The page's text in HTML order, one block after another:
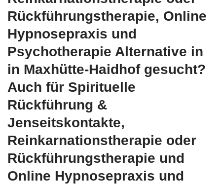
Rückführungstherapie, Online
Hypnosepraxis und
Psychotherapie Alternative in
in Maxhütte-Haidhof gesucht?
Auch für Spirituelle
Rückführung &
Jenseitskontakte,
Reinkarnationstherapie oder
Rückführungstherapie und
Online Hypnosepraxis und